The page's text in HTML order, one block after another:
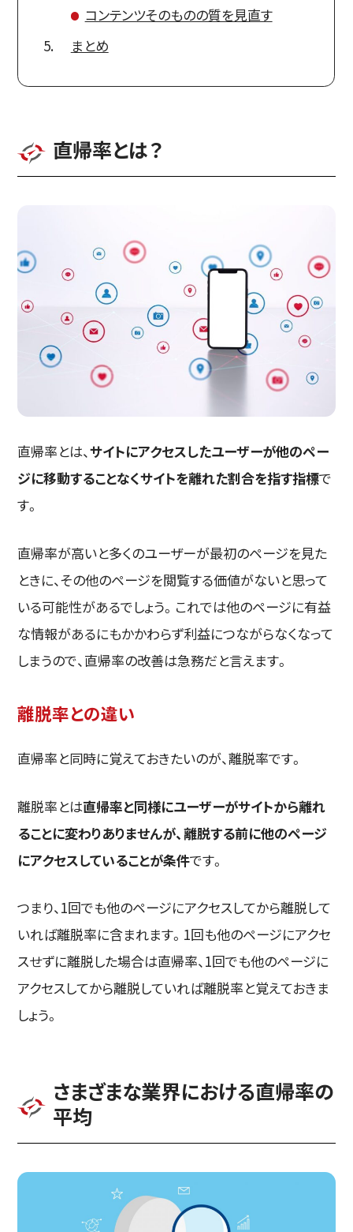
コンテンツそのものの質を見直す
まとめ
直帰率とは？
直帰率とは、サイトにアクセスしたユーザーが他のペー
ジに移動することなくサイトを離れた割合を指す指標で
す。
直帰率が高いと多くのユーザーが最初のページを見た
ときに、その他のページを閲覧する価値がないと思って
いる可能性があるでしょう。これでは他のページに有益
な情報があるにもかかわらず利益につながらなくなって
しまうので、直帰率の改善は急務だと言えます。
離脱率との違い
直帰率と同時に覚えておきたいのが、離脱率です。
離脱率とは直帰率と同様にユーザーがサイトから離れ
ることに変わりありませんが、離脱する前に他のページ
にアクセスしていることが条件です。
つまり、1回でも他のページにアクセスしてから離脱して
いれば離脱率に含まれます。1回も他のページにアクセ
スせずに離脱した場合は直帰率、1回でも他のページに
アクセスしてから離脱していれば離脱率と覚えておきま
しょう。
さまざまな業界における直帰率の
平均